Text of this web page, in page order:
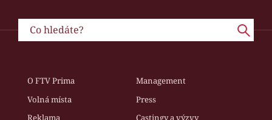
O FTV Prima
Management
Volná místa
Press
Reklama
Castingy a výzvy